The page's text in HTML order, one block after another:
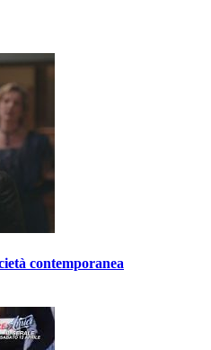
contemporanea